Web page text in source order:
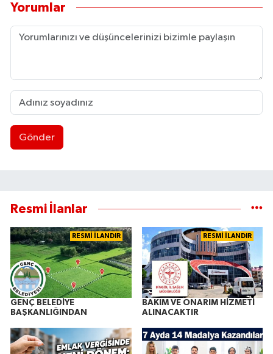
Yorumlar
Gönder
Resmi İlanlar
RESMİ İLANDIR
GENÇ BELEDİYE
BAŞKANLIĞINDAN
RESMİ İLANDIR
BAKIM VE ONARIM HİZMETİ
ALINACAKTIR